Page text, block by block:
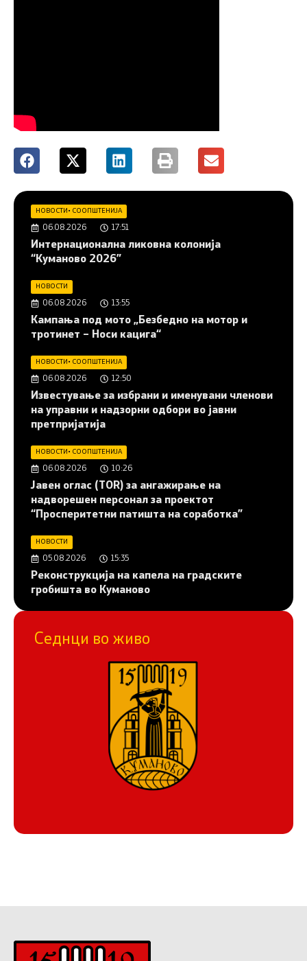
НОВОСТИ• СООПШТЕНИЈА
06.08.2026 17:51
Интернационална ликовна колонија
“Куманово 2026”
НОВОСТИ
06.08.2026 13:55
Кампања под мото „Безбедно на мотор и
тротинет – Носи кацига“
НОВОСТИ• СООПШТЕНИЈА
06.08.2026 12:50
Известување за избрани и именувани членови
на управни и надзорни одбори во јавни
претпријатија
НОВОСТИ• СООПШТЕНИЈА
06.08.2026 10:26
Јавен оглас (ТОR) за ангажирање на
надворешен персонал за проектот
“Просперитетни патишта на соработка”
НОВОСТИ
05.08.2026 15:35
Реконструкција на капела на градските
гробишта во Куманово
Седнци во живо